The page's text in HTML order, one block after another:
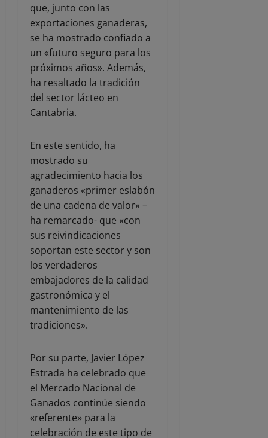
que, junto con las
exportaciones ganaderas,
se ha mostrado confiado a
un «futuro seguro para los
próximos años». Además,
ha resaltado la tradición
del sector lácteo en
Cantabria.
En este sentido, ha
mostrado su
agradecimiento hacia los
ganaderos «primer eslabón
de una cadena de valor» –
ha remarcado- que «con
sus reivindicaciones
soportan este sector y son
los verdaderos
embajadores de la calidad
gastronómica y el
mantenimiento de las
tradiciones».
Por su parte, Javier López
Estrada ha celebrado que
el Mercado Nacional de
Ganados continúe siendo
«referente» para la
celebración de este tipo de